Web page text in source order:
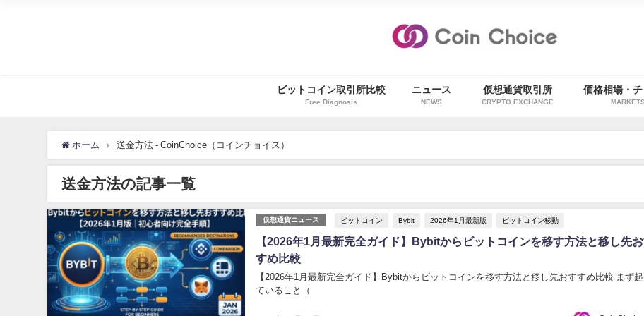
ビットコイン取引所比較
Free Diagnosis
ニュース
NEWS
仮想通貨取引所
CRYPTO EXCHANGE
価格相場・チ
MARKETS
ホーム 送金方法 - CoinChoice（コインチョイス）
送金方法の記事一覧
仮想通貨ニュース ビットコイン Bybit 2026年1月最新版 ビットコイン移動
【2026年1月最新完全ガイド】Bybitからビットコインを移す方法と移し先
すめ比較
【2026年1月最新完全ガイド】Bybitからビットコインを移す方法と移し先おすすめ比較 まず起
ていること（